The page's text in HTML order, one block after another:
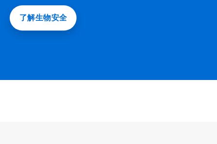
了解生物安全